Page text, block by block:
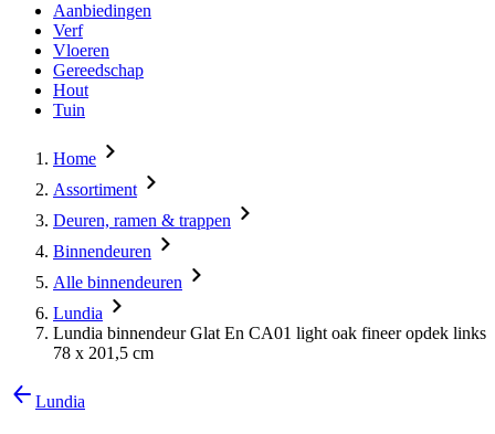
Aanbiedingen
Verf
Vloeren
Gereedschap
Hout
Tuin
Home
Assortiment
Deuren, ramen & trappen
Binnendeuren
Alle binnendeuren
Lundia
Lundia binnendeur Glat En CA01 light oak fineer opdek links
78 x 201,5 cm
Lundia